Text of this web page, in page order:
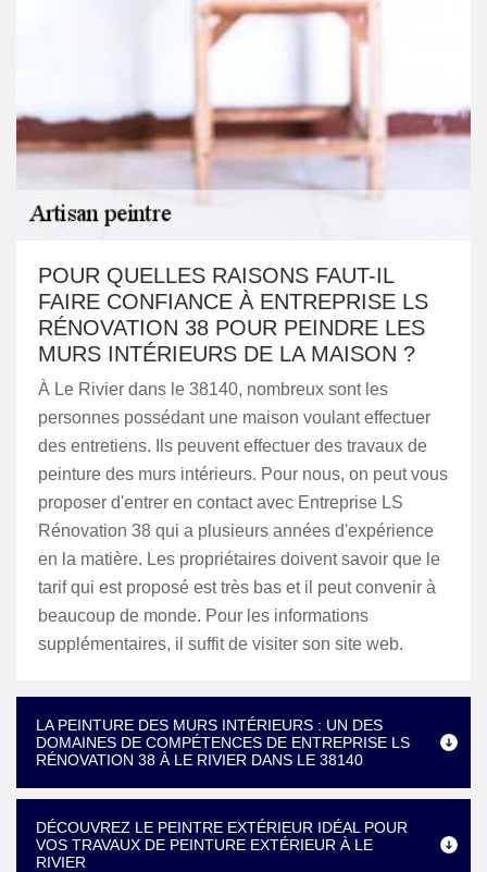
POUR QUELLES RAISONS FAUT-IL
FAIRE CONFIANCE À ENTREPRISE LS
RÉNOVATION 38 POUR PEINDRE LES
MURS INTÉRIEURS DE LA MAISON ?
À Le Rivier dans le 38140, nombreux sont les
personnes possédant une maison voulant effectuer
des entretiens. Ils peuvent effectuer des travaux de
peinture des murs intérieurs. Pour nous, on peut vous
proposer d'entrer en contact avec Entreprise LS
Rénovation 38 qui a plusieurs années d'expérience
en la matière. Les propriétaires doivent savoir que le
tarif qui est proposé est très bas et il peut convenir à
beaucoup de monde. Pour les informations
supplémentaires, il suffit de visiter son site web.
LA PEINTURE DES MURS INTÉRIEURS : UN DES
DOMAINES DE COMPÉTENCES DE ENTREPRISE LS
RÉNOVATION 38 À LE RIVIER DANS LE 38140
DÉCOUVREZ LE PEINTRE EXTÉRIEUR IDÉAL POUR
VOS TRAVAUX DE PEINTURE EXTÉRIEUR À LE
RIVIER